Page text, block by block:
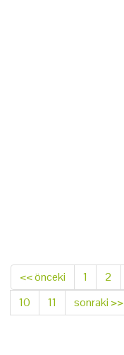
<< önceki 1 2
10
11 sonraki >>